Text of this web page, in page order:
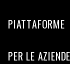
PIATTAFORME
PER LE AZIENDE